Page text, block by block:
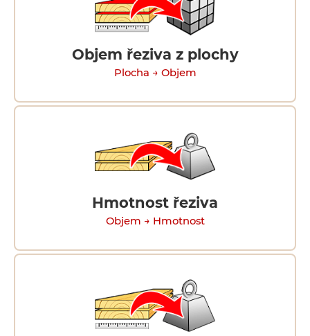
Objem řeziva z plochy
Plocha → Objem
Hmotnost řeziva
Objem → Hmotnost